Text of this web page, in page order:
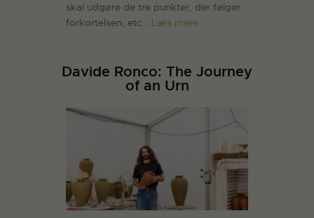
skal udgøre de tre punkter, der følger
forkortelsen, etc… Læs mere
Davide Ronco: The Journey
of an Urn